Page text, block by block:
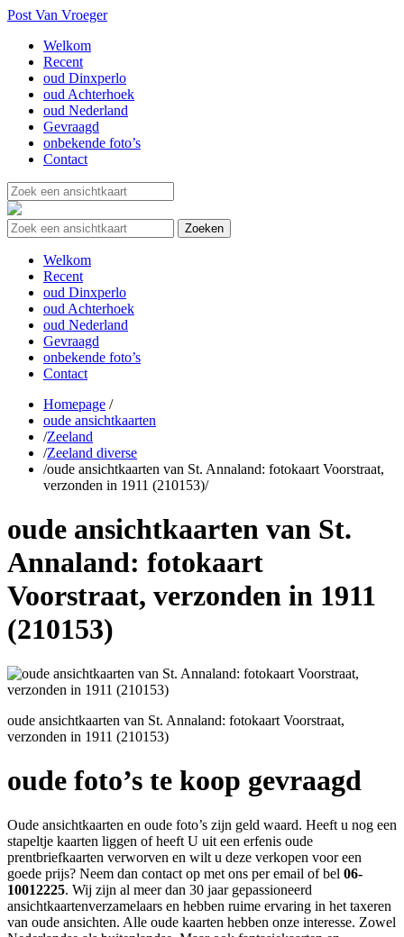
Post Van Vroeger
Welkom
Recent
oud Dinxperlo
oud Achterhoek
oud Nederland
Gevraagd
onbekende foto’s
Contact
Welkom
Recent
oud Dinxperlo
oud Achterhoek
oud Nederland
Gevraagd
onbekende foto’s
Contact
Homepage /
oude ansichtkaarten
/Zeeland
/Zeeland diverse
/oude ansichtkaarten van St. Annaland: fotokaart Voorstraat,
verzonden in 1911 (210153)/
oude ansichtkaarten van St.
Annaland: fotokaart
Voorstraat, verzonden in 1911
(210153)
oude ansichtkaarten van St. Annaland: fotokaart Voorstraat,
verzonden in 1911 (210153)
oude foto’s te koop gevraagd
Oude ansichtkaarten en oude foto’s zijn geld waard. Heeft u nog een
stapeltje kaarten liggen of heeft U uit een erfenis oude
prentbriefkaarten verworven en wilt u deze verkopen voor een
goede prijs? Neem dan contact op met ons per email of bel 06-
10012225. Wij zijn al meer dan 30 jaar gepassioneerd
ansichtkaartenverzamelaars en hebben ruime ervaring in het taxeren
van oude ansichten. Alle oude kaarten hebben onze interesse. Zowel